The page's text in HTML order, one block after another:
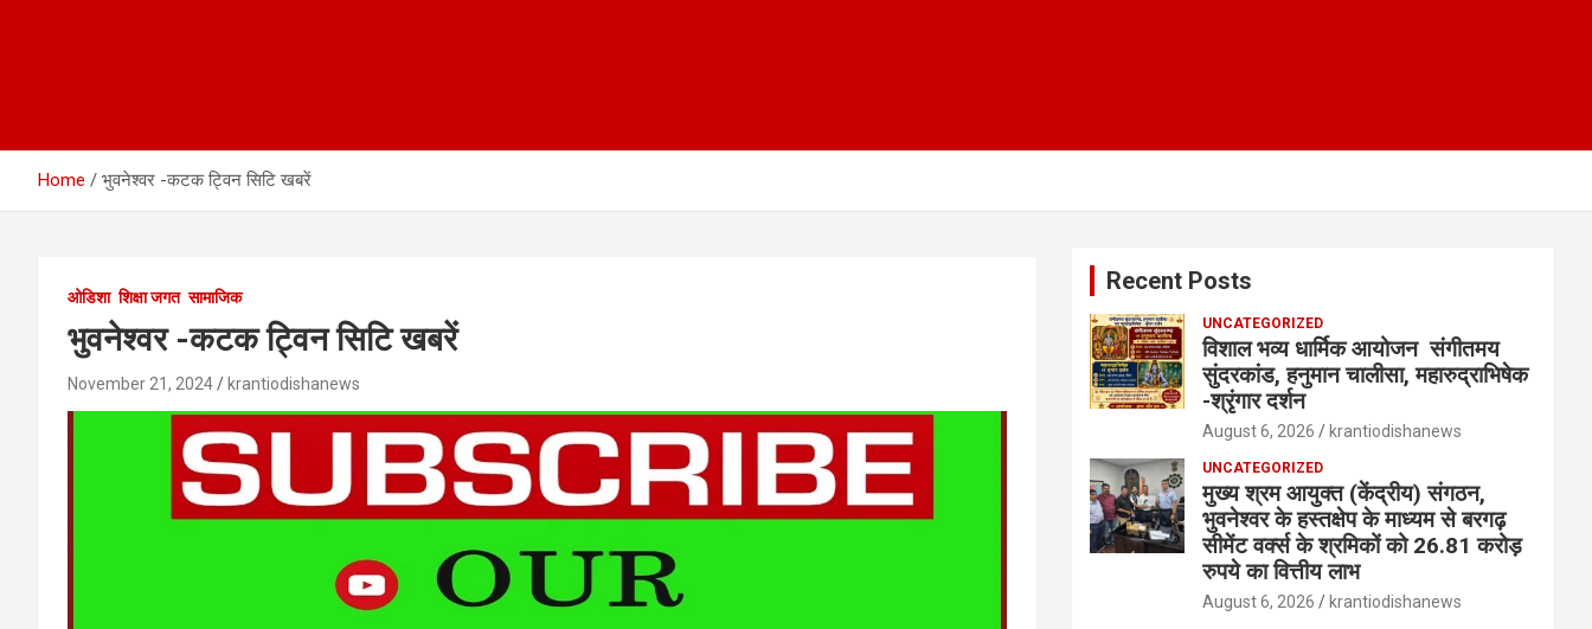
Home भुवनेश्वर -कटक ट्विन सिटि खबरें
ओडिशा शिक्षा जगत सामाजिक
भुवनेश्वर -कटक ट्विन सिटि खबरें
November 21, 2024 krantiodishanews
Recent Posts
UNCATEGORIZED
विशाल भव्य धार्मिक आयोजन संगीतमय
सुंदरकांड, हनुमान चालीसा, महारुद्राभिषेक
-श्रृंगार दर्शन
August 6, 2026 krantiodishanews
UNCATEGORIZED
मुख्य श्रम आयुक्त (केंद्रीय) संगठन,
भुवनेश्वर के हस्तक्षेप के माध्यम से बरगढ़
सीमेंट वर्क्स के श्रमिकों को 26.81 करोड़
रुपये का वित्तीय लाभ
August 6, 2026 krantiodishanews